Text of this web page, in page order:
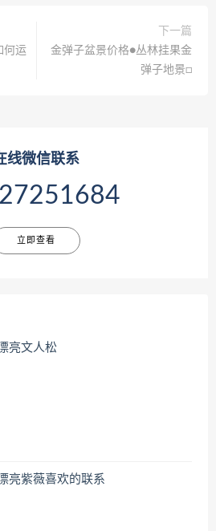
何运
下一篇
金弹子盆景价格●丛林挂果金
弹子地景□
线微信联系
立即查看
亮文人松
亮紫薇喜欢的联系